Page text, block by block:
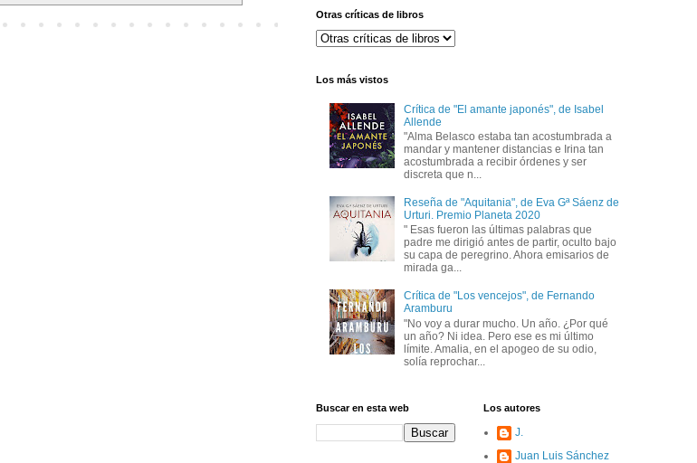
Otras críticas de libros
Los más vistos
Crítica de "El amante japonés", de Isabel
Allende
"Alma Belasco estaba tan acostumbrada a
mandar y mantener distancias e Irina tan
acostumbrada a recibir órdenes y ser
discreta que n...
Reseña de "Aquitania", de Eva Gª Sáenz de
Urturi. Premio Planeta 2020
" Esas fueron las últimas palabras que
padre me dirigió antes de partir, oculto bajo
su capa de peregrino. Ahora emisarios de
mirada ga...
Crítica de "Los vencejos", de Fernando
Aramburu
"No voy a durar mucho. Un año. ¿Por qué
un año? Ni idea. Pero ese es mi último
límite. Amalia, en el apogeo de su odio,
solía reprochar...
Buscar en esta web Los autores
J.
Juan Luis Sánchez